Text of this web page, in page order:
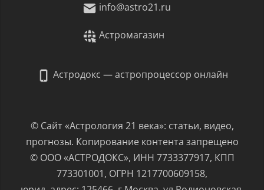
info@astro21.ru
Астромагазин
Астродокс — астропроцессор онлайн
© Сайт «Астрология 21 века»: статьи, видео,
прогнозы. Копирование контента запрещено
© ООО «АСТРОДОКС», ИНН 7733377917, КПП
773301001, ОГРН 1217700609158,